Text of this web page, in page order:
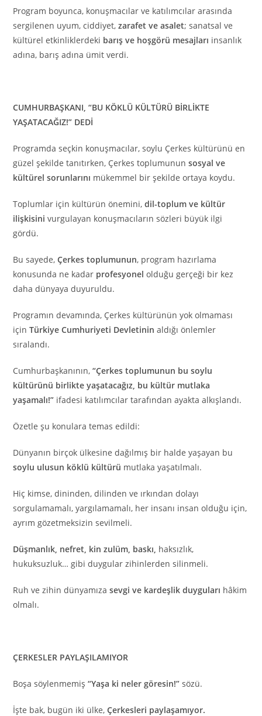
Program boyunca, konuşmacılar ve katılımcılar arasında
sergilenen uyum, ciddiyet,zarafet ve asalet; sanatsal ve
kültürel etkinliklerdeki barış ve hoşgörü mesajları insanlık
adına, barış adına ümit verdi.
CUMHURBAŞKANI, “BU KÖKLÜ KÜLTÜRÜ BİRLİKTE
YAŞATACAĞIZ!” DEDİ
Programda seçkin konuşmacılar, soylu Çerkes kültürünü en
güzel şekilde tanıtırken, Çerkes toplumununsosyal ve
kültürel sorunlarını mükemmel bir şekilde ortaya koydu.
Toplumlar için kültürün önemini,dil-toplum ve kültür
ilişkisini vurgulayan konuşmacıların sözleri büyük ilgi
gördü.
Bu sayede,Çerkes toplumunun, program hazırlama
konusunda ne kadar profesyonelolduğu gerçeği bir kez
daha dünyaya duyuruldu.
Programın devamında, Çerkes kültürünün yok olmaması
içinTürkiye Cumhuriyeti Devletininaldığı önlemler
sıralandı.
Cumhurbaşkanının,“Çerkes toplumunun bu soylu
kültürünü birlikte yaşatacağız, bu kültür mutlaka
yaşamalı!” ifadesi katılımcılar tarafından ayakta alkışlandı.
Özetle şu konulara temas edildi:
Dünyanın birçok ülkesine dağılmış bir halde yaşayan bu
soylu ulusun köklü kültürü mutlaka yaşatılmalı.
Hiç kimse, dininden, dilinden ve ırkından dolayı
sorgulamamalı, yargılamamalı, her insanı insan olduğu için,
ayrım gözetmeksizin sevilmeli.
Düşmanlık, nefret, kin zulüm, baskı, haksızlık,
hukuksuzluk… gibi duygular zihinlerden silinmeli.
Ruh ve zihin dünyamızasevgi ve kardeşlik duyguları hâkim
olmalı.
ÇERKESLER PAYLAŞILAMIYOR
Boşa söylenmemiş“Yaşa ki neler göresin!” sözü.
İşte bak, bugün iki ülke,Çerkesleri paylaşamıyor.